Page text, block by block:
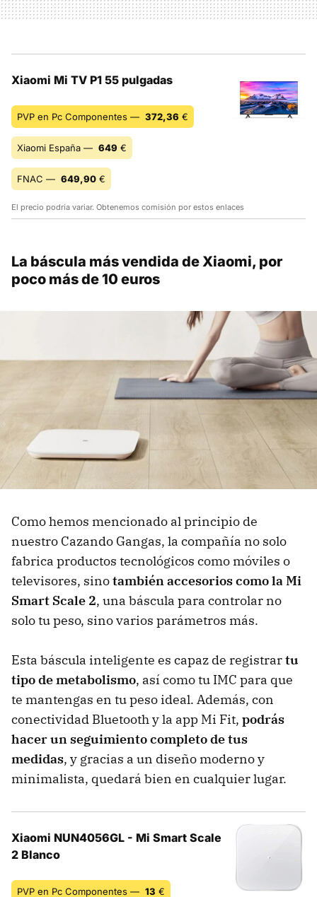
Xiaomi Mi TV P1 55 pulgadas
PVP en Pc Componentes — 372,36 €
Xiaomi España — 649 €
FNAC — 649,90 €
El precio podría variar. Obtenemos comisión por estos enlaces
La báscula más vendida de Xiaomi, por
poco más de 10 euros
Como hemos mencionado al principio de
nuestro Cazando Gangas, la compañía no solo
fabrica productos tecnológicos como móviles o
televisores, sinotambién accesorios como la Mi
Smart Scale 2, una báscula para controlar no
solo tu peso, sino varios parámetros más.
Esta báscula inteligente es capaz de registrartu
tipo de metabolismo, así como tu IMC para que
te mantengas en tu peso ideal. Además, con
conectividad Bluetooth y la app Mi Fit, podrás
hacer un seguimiento completo de tus
medidas, y gracias a un diseño moderno y
minimalista, quedará bien en cualquier lugar.
Xiaomi NUN4056GL - Mi Smart Scale
2 Blanco
PVP en Pc Componentes — 13 €